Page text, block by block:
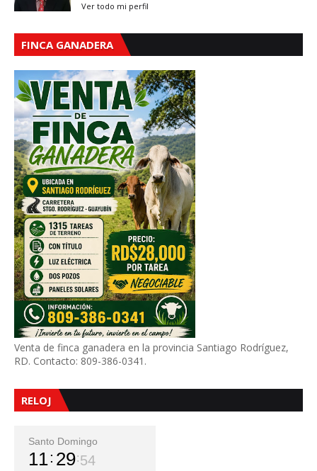
Ver todo mi perfil
FINCA GANADERA
Venta de finca ganadera en la provincia Santiago Rodríguez,
RD. Contacto: 809-386-0341.
RELOJ
Santo Domingo
11 29 56